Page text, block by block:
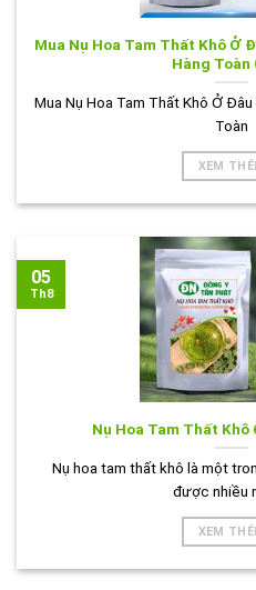
Mua Nụ Hoa Tam Thất Khô Ở
Hàng Toàn
Mua Nụ Hoa Tam Thất Khô Ở
Toàn
XEM
Nụ Hoa Tam Thất Khô
Nụ hoa tam thất khô là một
được nhiều
XEM
05
Th8